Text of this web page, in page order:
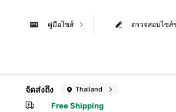
ตรวจสอบไซส์
คู่มือไซส์
จัดส่งถึง Thailand
Free Shipping